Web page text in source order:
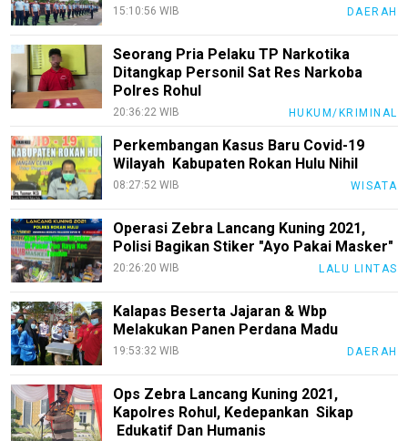
15:10:56 WIB DAERAH
Seorang Pria Pelaku TP Narkotika
Ditangkap Personil Sat Res Narkoba
Polres Rohul
20:36:22 WIB HUKUM/KRIMINAL
Perkembangan Kasus Baru Covid-19
Wilayah Kabupaten Rokan Hulu Nihil
08:27:52 WIB WISATA
Operasi Zebra Lancang Kuning 2021,
Polisi Bagikan Stiker "Ayo Pakai Masker"
20:26:20 WIB LALU LINTAS
Kalapas Beserta Jajaran & Wbp
Melakukan Panen Perdana Madu
19:53:32 WIB DAERAH
Ops Zebra Lancang Kuning 2021,
Kapolres Rohul, Kedepankan Sikap
Edukatif Dan Humanis
Karir
pendidikan
Kode
Etik
KEJ
Disclaimer
Tentang
Kami
Pedoman
Media
Siber
Redaksi
Index
All